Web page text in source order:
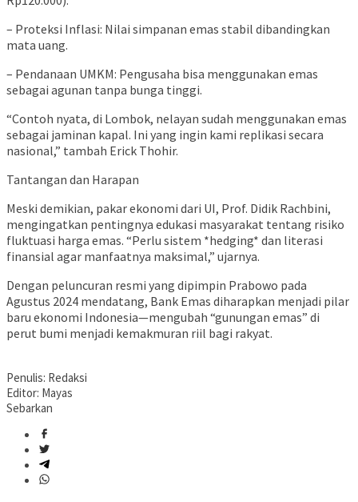
– Proteksi Inflasi: Nilai simpanan emas stabil dibandingkan
mata uang.
– Pendanaan UMKM: Pengusaha bisa menggunakan emas
sebagai agunan tanpa bunga tinggi.
“Contoh nyata, di Lombok, nelayan sudah menggunakan emas
sebagai jaminan kapal. Ini yang ingin kami replikasi secara
nasional,” tambah Erick Thohir.
Tantangan dan Harapan
Meski demikian, pakar ekonomi dari UI, Prof. Didik Rachbini,
mengingatkan pentingnya edukasi masyarakat tentang risiko
fluktuasi harga emas. “Perlu sistem *hedging* dan literasi
finansial agar manfaatnya maksimal,” ujarnya.
Dengan peluncuran resmi yang dipimpin Prabowo pada
Agustus 2024 mendatang, Bank Emas diharapkan menjadi pilar
baru ekonomi Indonesia—mengubah “gunungan emas” di
perut bumi menjadi kemakmuran riil bagi rakyat.
Penulis: Redaksi
Editor: Mayas
Sebarkan